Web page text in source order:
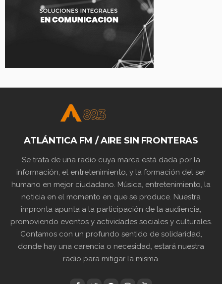
ATLÁNTICA FM / AIRE SIN FRONTERAS
Se trata de una radio cuya marca está dada por la
información, el entretenimiento, y la formación del ser
humano en mejor ciudadano. Música, entretenimiento, la
noticia en el momento en que se produce. Nuestra
impronta apunta a la participación de la audiencia,
promoviendo eventos y actividades sociales y culturales.
Contamos con un profundo sentido de solidaridad,
donde hay una carencia o necesidad, estará nuestra
radio para mitigar la misma.